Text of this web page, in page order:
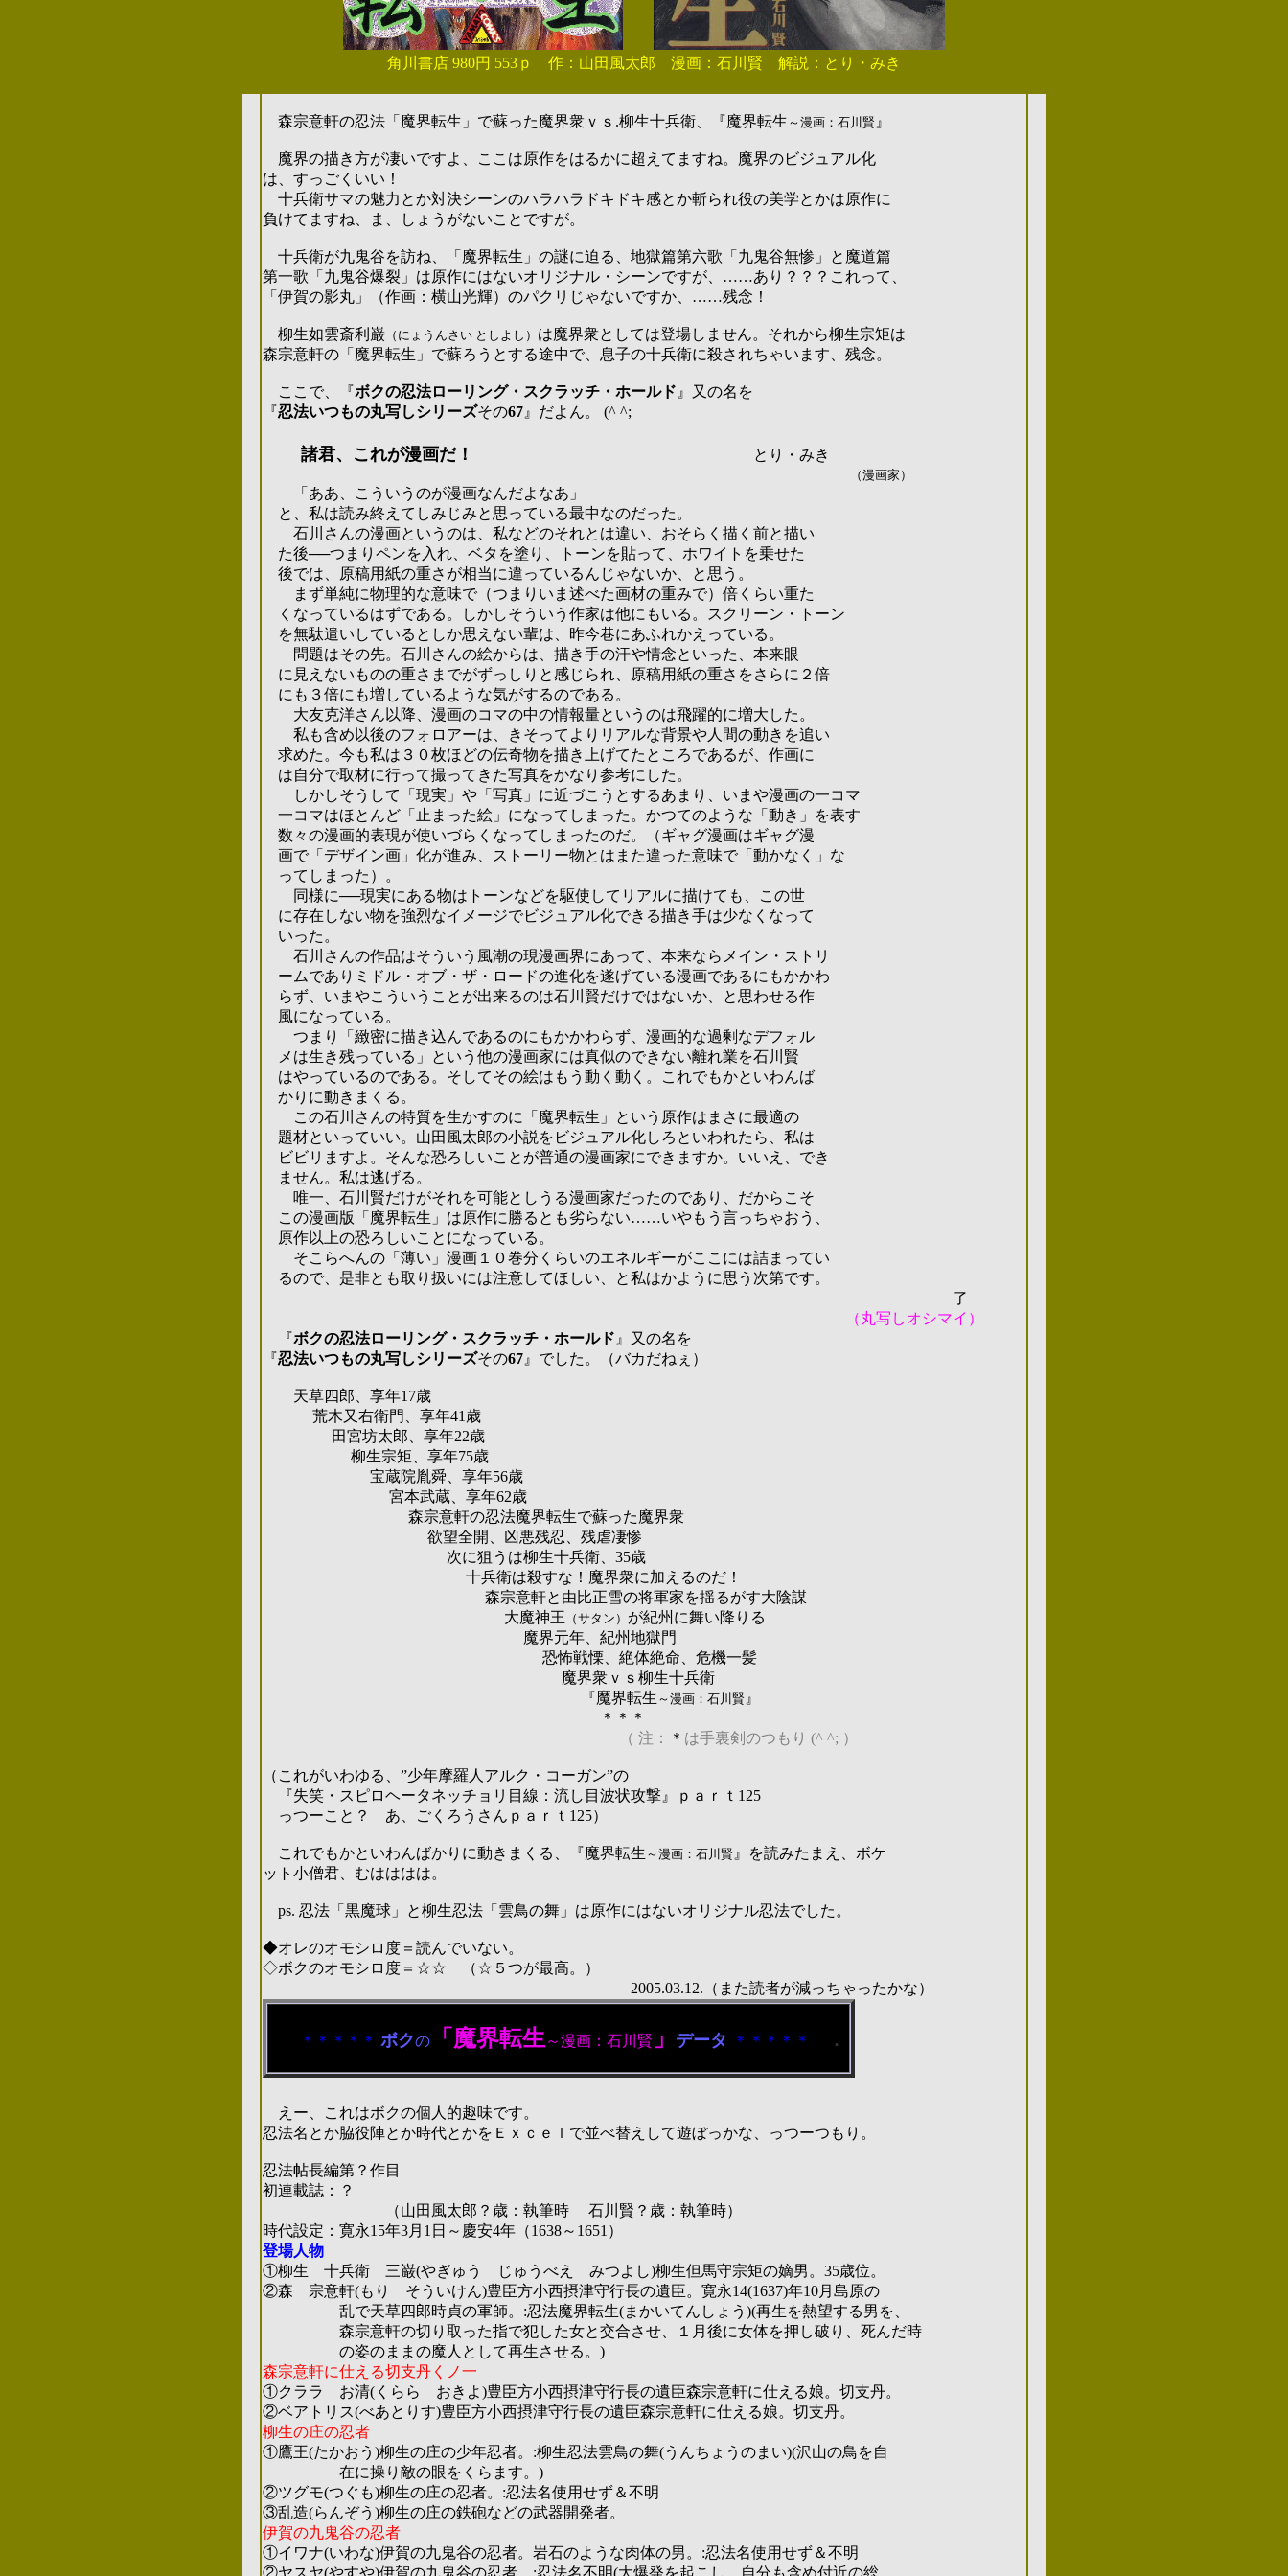
角川書店 980円 553ｐ 作：山田風太郎 漫画：石川賢 解説：とり・みき
森宗意軒の忍法「魔界転生」で蘇った魔界衆ｖｓ.柳生十兵衛、『魔界転生 ～漫画：石川賢 』
魔界の描き方が凄いですよ、ここは原作をはるかに超えてますね。魔界のビジュアル化
は、すっごくいい！
十兵衛サマの魅力とか対決シーンのハラハラドキドキ感とか斬られ役の美学とかは原作に
負けてますね、ま、しょうがないことですが。
十兵衛が九鬼谷を訪ね、「魔界転生」の謎に迫る、地獄篇第六歌「九鬼谷無惨」と魔道篇
第一歌「九鬼谷爆裂」は原作にはないオリジナル・シーンですが、……あり？？？これって、
「伊賀の影丸」（作画：横山光輝）のパクリじゃないですか、……残念！
柳生如雲斎利巌 （にょうんさい としよし） は魔界衆としては登場しません。 それから柳生宗矩は
森宗意軒の「魔界転生」で蘇ろうとする途中で、息子の十兵衛に殺されちゃいます、残念。
ここで、 『ボクの忍法ローリング・スクラッチ・ホールド 』
又の名を
『忍法いつもの丸写しシリーズその67 』 だよん。 (^ ^;
諸君、これが漫画だ！ とり・みき
（漫画家）
「ああ、こういうのが漫画なんだよなあ」
と、私は読み終えてしみじみと思っている最中なのだった。
石川さんの漫画というのは、私などのそれとは違い、おそらく描く前と描い
た後──つまりペンを入れ 、ベタを塗り、トーンを貼って、ホワイトを乗せた
後では、原稿用紙の重さが相当に違っているんじゃないか、と思う。
まず単純に物理的な意味で（つまりいま述べた画材の重みで）倍くらい重た
くなっているはずである。しかしそういう作家は他にもいる。スクリーン・トーン
を無駄遣いしているとしか思えない輩は、昨今巷にあふれかえっている。
問題はその先。石川さんの絵からは、描き手の汗や情念といった、本来眼
に見えないものの重さまでがずっしりと感じられ、原稿用紙の重さをさらに２倍
にも３倍にも増しているような気がするのである。
大友克洋さん以降、漫画のコマの中の情報量というのは飛躍的に増大した。
私も含め以後のフォロアーは、きそってよりリアルな背景や人間の動きを追い
求めた。今も私は３０枚ほどの伝奇物を描き上げてたところであるが、作画に
は自分で取材に行って撮ってきた写真をかなり参考にした。
しかしそうして「現実」や「写真」に近づこうとするあまり、いまや漫画の一コマ
一コマはほとんど「止まった絵」になってしまった。かつてのような「動き」を表す
数々の漫画的表現が使いづらくなってしまったのだ。（ギャグ漫画はギャグ漫
画で「デザイン画」化が進み、ストーリー物とはまた違った意味で「動かなく」な
ってしまった）。
同様に──現実にある物は トーンなどを駆使してリアルに描けても、この世
に存在しない物を強烈なイメージでビジュアル化できる描き手は少なくなって
いった。
石川さんの作品はそういう風潮の現漫画界にあって、本来ならメイン・ストリ
ームでありミドル・オブ・ザ・ロードの進化を遂げている漫画であるにもかかわ
らず、いまやこういうことが出来るのは石川賢だけではないか、と思わせる作
風になっている。
つまり「緻密に描き込んであるのにもかかわらず、漫画的な過剰なデフォル
メは生き残っている」という他の漫画家には真似のできない離れ業を石川賢
はやっているのである。そしてその絵はもう動く動く。これでもかといわんば
かりに動きまくる。
この石川さんの特質を生かすのに「魔界転生」という原作はまさに最適の
題材といっていい。 山田風太郎の小説を ビジュアル化しろといわれたら、私は
ビビリますよ。そんな恐ろしいことが普通の漫画家にできますか。いいえ、でき
ません。私は逃げる。
唯一、石川賢だけがそれを可能としうる漫画家だったのであり、だからこそ
この漫画版「魔界転生」は原作に勝るとも劣らない……いやもう言っちゃおう、
原作以上の恐ろしいことになっている。
そこらへんの「薄い」漫画１０巻分くらいのエネルギーがここには詰まってい
るので、是非とも取り扱いには注意してほしい、と私はかように思う次第です。
了
（丸写しオシマイ）
『ボクの忍法ローリング・スクラッチ・ホールド 』
又の名を
『忍法いつもの丸写しシリーズその67 』でした 。（バカだねぇ）
天草四郎、享年17歳
荒木又右衛門、享年41歳
田宮坊太郎、享年22歳
柳生宗矩、享年75歳
宝蔵院胤舜、享年56歳
宮本武蔵、享年62歳
森宗意軒の忍法魔界転生で蘇った魔界衆
欲望全開、 凶悪残忍、 残虐凄惨
次に狙うは柳生十兵衛、 35歳
十兵衛は殺すな！ 魔界衆に加えるのだ！
森宗意軒と由比正雪の将軍家を揺るがす大陰謀
大魔神王 （サタン） が紀州に舞い降りる
魔界元年、紀州地獄門
恐怖戦慄、 絶体絶命、危機一髪
魔界衆ｖｓ柳生十兵衛
『魔界転生 ～漫画：石川賢 』
＊＊＊
（ 注：
＊ は手裏剣のつもり (^ ^; ）
（これがいわゆる、”少年摩羅人アルク・コーガン”の
『失笑・スピロヘータネッチョリ目線：流し目波状攻撃』ｐａｒｔ125
っつーこと？ あ、ごくろうさんｐａｒｔ125）
これでもかといわんばかりに動きまくる、『魔界転生 ～漫画：石川賢 』
を読みたまえ、ボケ
ット小僧君、むはははは。
ps. 忍法「黒魔球」と柳生忍法「雲鳥の舞」は原作にはないオリジナル忍法でした。
◆オレのオモシロ度＝読んでいない。
◇ボクのオモシロ度＝☆☆ （☆５つが最高。）
2005.03.12.（また読者が減っちゃったかな）
＊＊＊＊＊ ボクの 「魔界転生～漫画：石川賢 」 データ ＊＊＊＊＊ ．
えー、これはボクの個人的趣味です。
忍法名とか脇役陣とか時代とかをＥｘｃｅｌで並べ替えして遊ぼっかな、っつーつもり。
忍法帖長編第？作目
初連載誌：？
（山田風太郎？歳：執筆時 石川賢？歳：執筆時）
時代設定：寛永15年3月1日～慶安4年（1638～1651）
登場人物
①柳生 十兵衛 三巌(やぎゅう じゅうべえ みつよし)柳生但馬守宗矩の嫡男。35歳位。
②森 宗意軒(もり そういけん)豊臣方小西摂津守行長の遺臣。寛永14(1637)年10月島原の
乱で天草四郎時貞の軍師。:忍法魔界転生(まかいてんしょう)(再生を熱望する男を、
森宗意軒の切り取った指で犯した女と交合させ、１月後に女体を押し破り、死んだ時
の姿のままの魔人として再生させる。)
森宗意軒に仕える切支丹くノ一
①クララ お清(くらら おきよ)豊臣方小西摂津守行長の遺臣森宗意軒に仕える娘。切支丹。
②ベアトリス(べあとりす)豊臣方小西摂津守行長の遺臣森宗意軒に仕える娘。切支丹。
柳生の庄の忍者
①鷹王(たかおう)柳生の庄の少年忍者。:柳生忍法雲鳥の舞(うんちょうのまい)(沢山の鳥を自
在に操り敵の眼をくらます。)
②ツグモ(つぐも)柳生の庄の忍者。:忍法名使用せず＆不明
③乱造(らんぞう)柳生の庄の鉄砲などの武器開発者。
伊賀の九鬼谷の忍者
①イワナ(いわな)伊賀の九鬼谷の忍者。岩石のような肉体の男。:忍法名使用せず＆不明
②ヤスヤ(やすや)伊賀の九鬼谷の忍者。:忍法名不明(大爆発を起こし、自分も含め付近の総